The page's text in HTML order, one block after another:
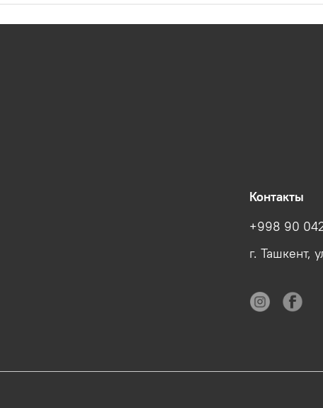
Контакты
+998 90
г. Ташкент,